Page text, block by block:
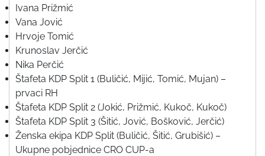
Ivana Prižmić
Vana Jović
Hrvoje Tomić
Krunoslav Jerčić
Nika Perčić
Štafeta KDP Split 1 (Buličić, Mijić, Tomić, Mujan) –
prvaci RH
Štafeta KDP Split 2 (Jokić, Prižmić, Kukoč, Kukoč)
Štafeta KDP Split 3 (Šitić, Jović, Bošković, Jerčić)
Ženska ekipa KDP Split (Buličić, Šitić, Grubišić) –
Ukupne pobjednice CRO CUP-a